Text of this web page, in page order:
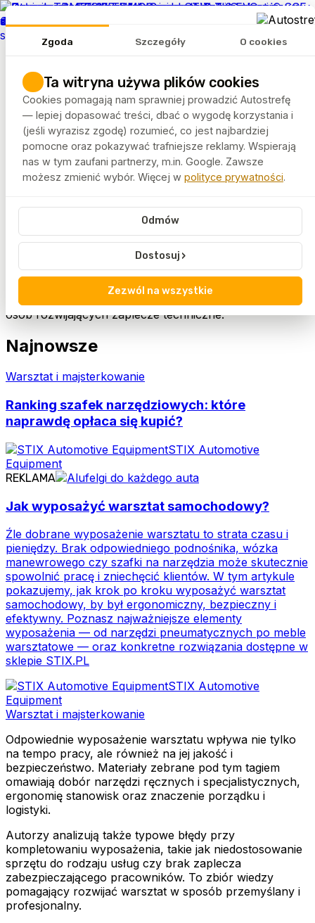
Zgoda Szczegóły O cookies
Ta witryna używa plików cookies
Cookies pomagają nam sprawniej prowadzić Autostrefę
— lepiej dopasować treści, dbać o wygodę korzystania i
(jeśli wyrazisz zgodę) rozumieć, co jest najbardziej
pomocne oraz pokazywać trafniejsze reklamy. Wspierają
nas w tym zaufani partnerzy, m.in. Google. Zawsze
możesz zmienić wybór. Więcej w polityce prywatności.
Odmów
Dostosuj ›
Zezwól na wszystkie
REKLAMA
Artykuły
Rankingi
FELGEO.PL
Autostrefa Tagi Wyposażenie warsztatu
Wyposażenie warsztatu to fundament sprawnej i
bezpiecznej pracy serwisowej. Artykuły oznaczone tym
tagiem porządkują wiedzę na temat narzędzi, stanowisk
roboczych i organizacji przestrzeni.
Treści skierowane są do właścicieli warsztatów oraz
osób rozwijających zaplecze techniczne.
Najnowsze
Warsztat i majsterkowanie
Ranking szafek narzędziowych: które
naprawdę opłaca się kupić?
STIX Automotive
Equipment
REKLAMA
Jak wyposażyć warsztat samochodowy?
Źle dobrane wyposażenie warsztatu to strata czasu i
pieniędzy. Brak odpowiedniego podnośnika, wózka
manewrowego czy szafki na narzędzia może skutecznie
spowolnić pracę i zniechęcić klientów. W tym artykule
pokazujemy, jak krok po kroku wyposażyć warsztat
samochodowy, by był ergonomiczny, bezpieczny i
efektywny. Poznasz najważniejsze elementy
wyposażenia — od narzędzi pneumatycznych po meble
warsztatowe — oraz konkretne rozwiązania dostępne w
sklepie STIX.PL
STIX Automotive
Equipment
Warsztat i majsterkowanie
Odpowiednie wyposażenie warsztatu wpływa nie tylko
na tempo pracy, ale również na jej jakość i
bezpieczeństwo. Materiały zebrane pod tym tagiem
omawiają dobór narzędzi ręcznych i specjalistycznych,
ergonomię stanowisk oraz znaczenie porządku i
logistyki.
Autorzy analizują także typowe błędy przy
kompletowaniu wyposażenia, takie jak niedostosowanie
sprzętu do rodzaju usług czy brak zaplecza
zabezpieczającego pracowników. To zbiór wiedzy
pomagający rozwijać warsztat w sposób przemyślany i
profesjonalny.